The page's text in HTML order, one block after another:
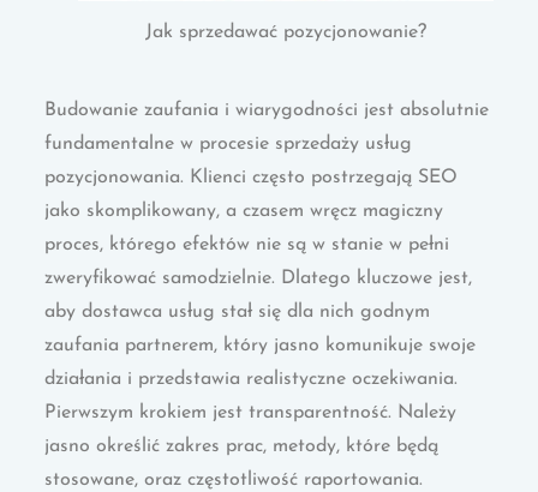
Jak sprzedawać pozycjonowanie?
Budowanie zaufania i wiarygodności jest absolutnie
fundamentalne w procesie sprzedaży usług
pozycjonowania. Klienci często postrzegają SEO
jako skomplikowany, a czasem wręcz magiczny
proces, którego efektów nie są w stanie w pełni
zweryfikować samodzielnie. Dlatego kluczowe jest,
aby dostawca usług stał się dla nich godnym
zaufania partnerem, który jasno komunikuje swoje
działania i przedstawia realistyczne oczekiwania.
Pierwszym krokiem jest transparentność. Należy
jasno określić zakres prac, metody, które będą
stosowane, oraz częstotliwość raportowania.